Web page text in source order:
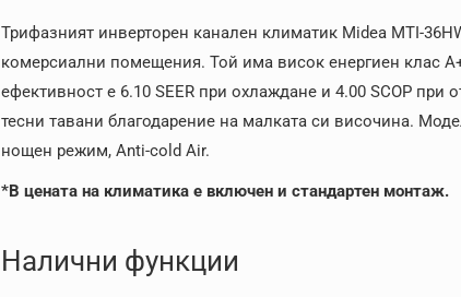
Трифазният инверторен канален климатик Midea MTI-
комерсиални помещения. Той има висок енергиен клас
ефективност е 6.10 SEER при охлаждане и 4.00 SCOP
тесни тавани благодарение на малката си височина.
нощен режим, Anti-cold Air.
*В цената на климатика е включен и стандартен монтаж.
Налични функции